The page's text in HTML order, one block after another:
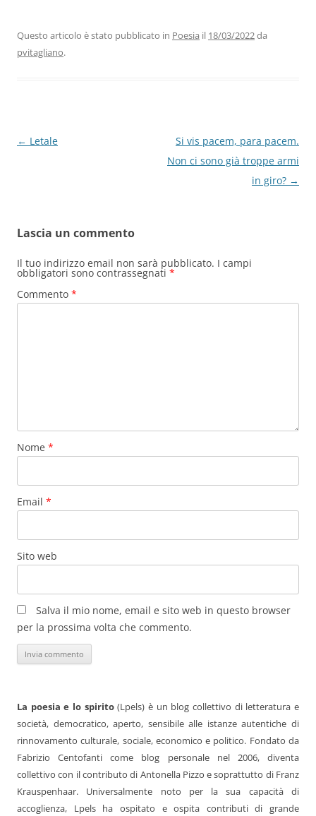
b
o
dI A a vi
Questo articolo è stato pubblicato in Poesia il 18/03/2022da
pvitagliano.
Navigazione
← Letale
Si vis pacem, para pacem.
Non ci sono già troppe armi
in giro? →
Lascia un commento
Il tuo indirizzo email non sarà pubblicato. I campi
obbligatori sono contrassegnati *
Commento *
Nome *
Email *
Sito web
Salva il mio nome, email e sito web in questo browser
per la prossima volta che commento.
La poesia e lo spirito(Lpels) è un blog collettivo di letteratura e
società, democratico, aperto, sensibile alle istanze autentiche di
rinnovamento culturale, sociale, economico e politico. Fondato da
Fabrizio Centofanti come blog personale nel 2006, diventa
collettivo con il contributo di Antonella Pizzo e soprattutto di Franz
Krauspenhaar. Universalmente noto per la sua capacità di
accoglienza, Lpels ha ospitato e ospita contributi di grande